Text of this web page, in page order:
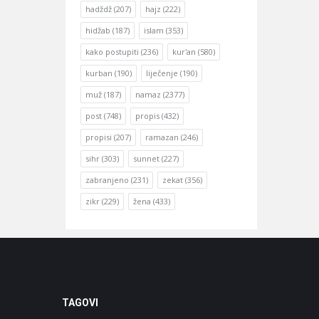
hadždž (207) hajz (222)
hidžab (187) islam (353)
kako postupiti (236) kur'an (580)
kurban (190) liječenje (190)
muž (187) namaz (2377)
post (748) propis (432)
propisi (207) ramazan (246)
sihr (303) sunnet (227)
zabranjeno (231) zekat (356)
zikr (229) žena (433)
TAGOVI